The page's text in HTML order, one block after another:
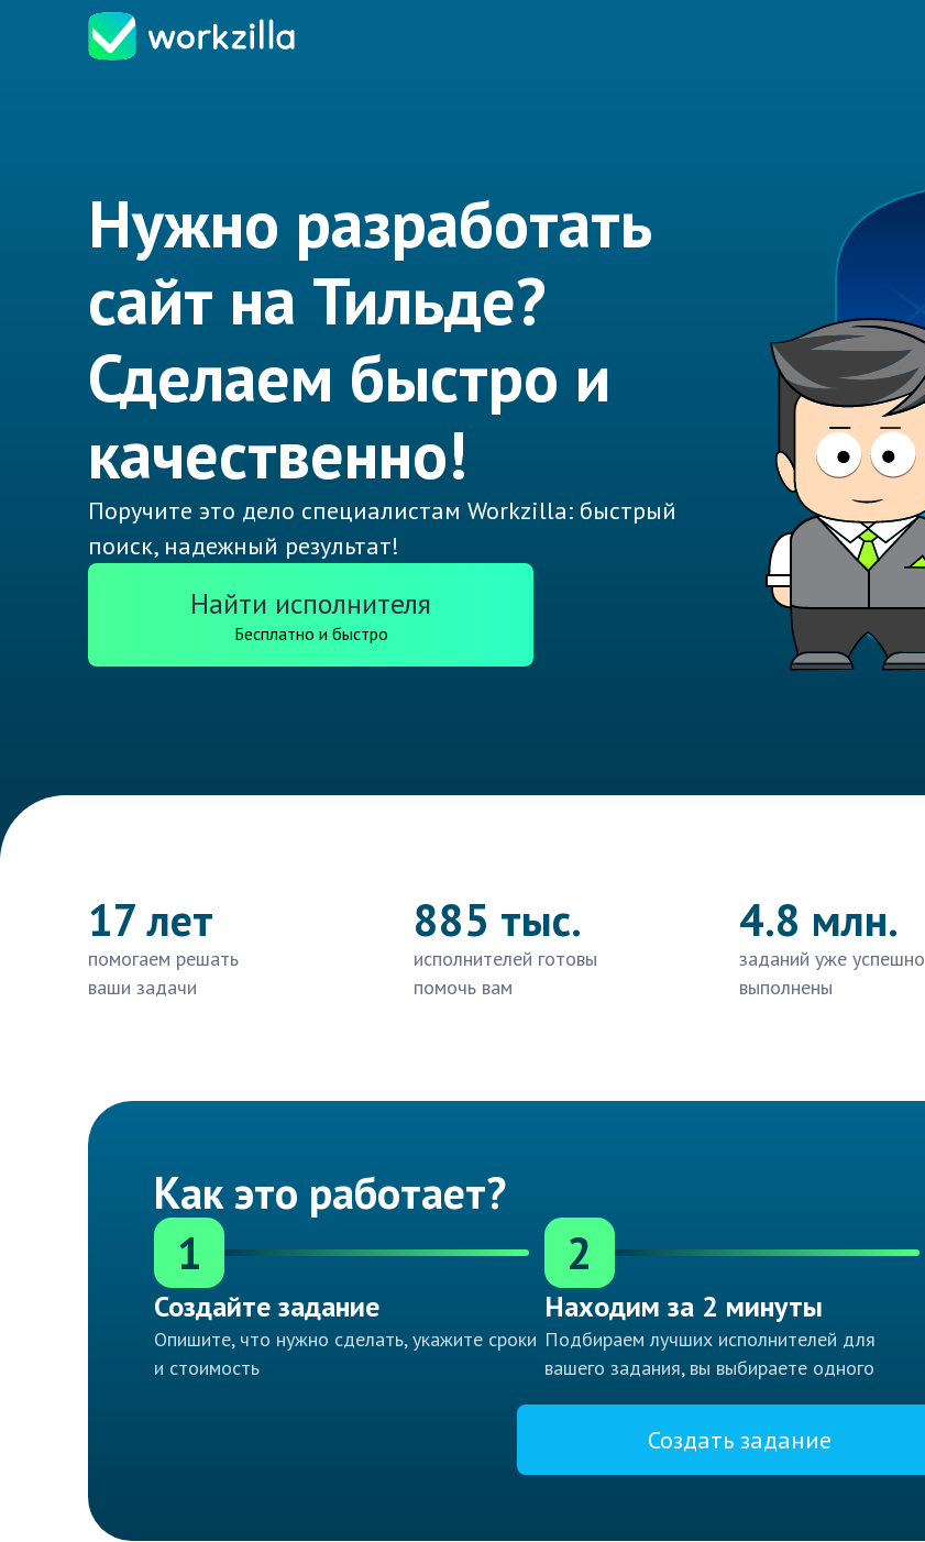
Нужно разработать
сайт на Тильде?
Сделаем быстро и
качественно!
Поручите это дело специалистам Workzilla: быстрый
поиск, надежный результат!
Найти исполнителя
Бесплатно и быстро
17 лет
помогаем решать
ваши задачи
885 тыс.
исполнителей готовы
помочь вам
4.8 млн.
заданий уже успешно
выполнены
Как это работает?
1
Создайте задание
Опишите, что нужно сделать, укажите сроки
и стоимость
2
Находим за 2 минуты
Подбираем лучших исполнителей для
вашего задания, вы выбираете одного
Создать задание